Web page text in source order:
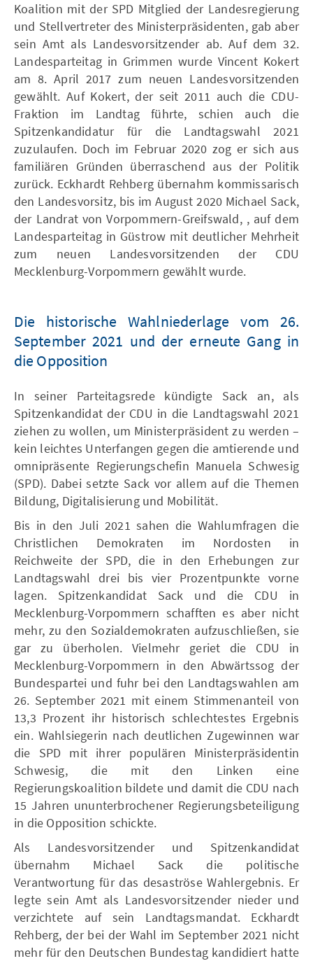
Koalition mit der SPD Mitglied der Landesregierung
und Stellvertreter des Ministerpräsidenten, gab aber
sein Amt als Landesvorsitzender ab. Auf dem 32.
Landesparteitag in Grimmen wurde Vincent Kokert
am 8. April 2017 zum neuen Landesvorsitzenden
gewählt. Auf Kokert, der seit 2011 auch die CDU-
Fraktion im Landtag führte, schien auch die
Spitzenkandidatur für die Landtagswahl 2021
zuzulaufen. Doch im Februar 2020 zog er sich aus
familiären Gründen überraschend aus der Politik
zurück. Eckhardt Rehberg übernahm kommissarisch
den Landesvorsitz, bis im August 2020 Michael Sack,
der Landrat von Vorpommern-Greifswald, , auf dem
Landesparteitag in Güstrow mit deutlicher Mehrheit
zum neuen Landesvorsitzenden der CDU
Mecklenburg-Vorpommern gewählt wurde.
Die historische Wahlniederlage vom 26.
September 2021 und der erneute Gang in
die Opposition
In seiner Parteitagsrede kündigte Sack an, als
Spitzenkandidat der CDU in die Landtagswahl 2021
ziehen zu wollen, um Ministerpräsident zu werden –
kein leichtes Unterfangen gegen die amtierende und
omnipräsente Regierungschefin Manuela Schwesig
(SPD). Dabei setzte Sack vor allem auf die Themen
Bildung, Digitalisierung und Mobilität.
Bis in den Juli 2021 sahen die Wahlumfragen die
Christlichen Demokraten im Nordosten in
Reichweite der SPD, die in den Erhebungen zur
Landtagswahl drei bis vier Prozentpunkte vorne
lagen. Spitzenkandidat Sack und die CDU in
Mecklenburg-Vorpommern schafften es aber nicht
mehr, zu den Sozialdemokraten aufzuschließen, sie
gar zu überholen. Vielmehr geriet die CDU in
Mecklenburg-Vorpommern in den Abwärtssog der
Bundespartei und fuhr bei den Landtagswahlen am
26. September 2021 mit einem Stimmenanteil von
13,3 Prozent ihr historisch schlechtestes Ergebnis
ein. Wahlsiegerin nach deutlichen Zugewinnen war
die SPD mit ihrer populären Ministerpräsidentin
Schwesig, die mit den Linken eine
Regierungskoalition bildete und damit die CDU nach
15 Jahren ununterbrochener Regierungsbeteiligung
in die Opposition schickte.
Als Landesvorsitzender und Spitzenkandidat
übernahm Michael Sack die politische
Verantwortung für das desaströse Wahlergebnis. Er
legte sein Amt als Landesvorsitzender nieder und
verzichtete auf sein Landtagsmandat. Eckhardt
Rehberg, der bei der Wahl im September 2021 nicht
mehr für den Deutschen Bundestag kandidiert hatte